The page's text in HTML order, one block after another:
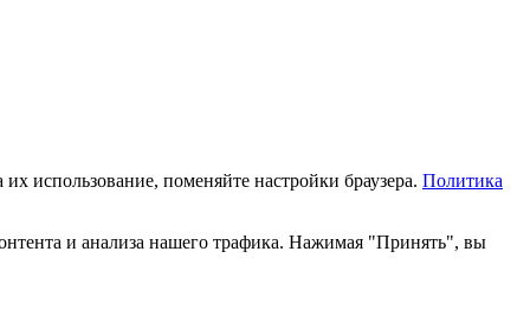
использование, поменяйте настройки браузера. Политика
и анализа нашего трафика. Нажимая "Принять", вы